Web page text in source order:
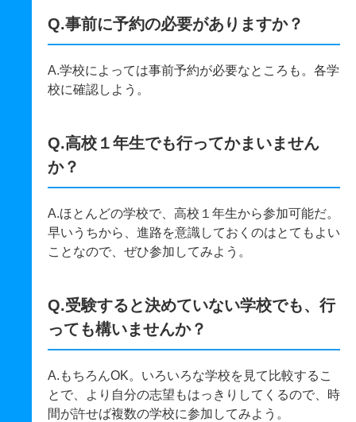
Q.事前に予約の必要がありますか？
A.学校によっては事前予約が必要なところも。各学
校に確認しよう。
Q.高校１年生でも行ってかまいません
か？
A.ほとんどの学校で、高校１年生から参加可能だ。
早いうちから、進路を意識しておくのはとてもよい
ことなので、ぜひ参加してみよう。
Q.受験すると決めていない学校でも、行
っても構いませんか？
A.もちろんOK。いろいろな学校を見て比較するこ
とで、より自分の志望もはっきりしてくるので、時
間が許せば複数の学校に参加してみよう。